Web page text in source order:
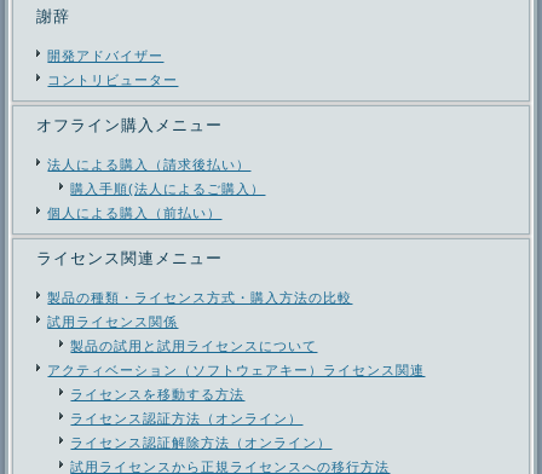
謝辞
開発アドバイザー
コントリビューター
オフライン購入メニュー
法人による購入（請求後払い）
購入手順(法人によるご購入）
個人による購入（前払い）
ライセンス関連メニュー
製品の種類・ライセンス方式・購入方法の比較
試用ライセンス関係
製品の試用と試用ライセンスについて
アクティベーション（ソフトウェアキー）ライセンス関連
ライセンスを移動する方法
ライセンス認証方法（オンライン）
ライセンス認証解除方法（オンライン）
試用ライセンスから正規ライセンスへの移行方法